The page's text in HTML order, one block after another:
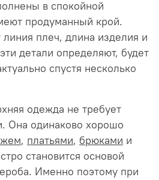
в спокойной
продуманный крой.
плеч, длина изделия и
детали определяют, будет
спустя несколько
одежда не требует
Она одинаково хорошо
, платьями, брюками и
становится основой
Именно поэтому при